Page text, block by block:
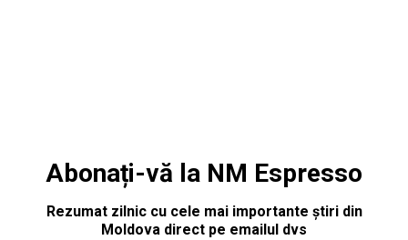
Abonați-vă la NM Espresso
Rezumat zilnic cu cele mai importante știri din
Moldova direct pe emailul dvs